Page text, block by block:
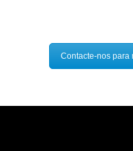
Contacte-nos para